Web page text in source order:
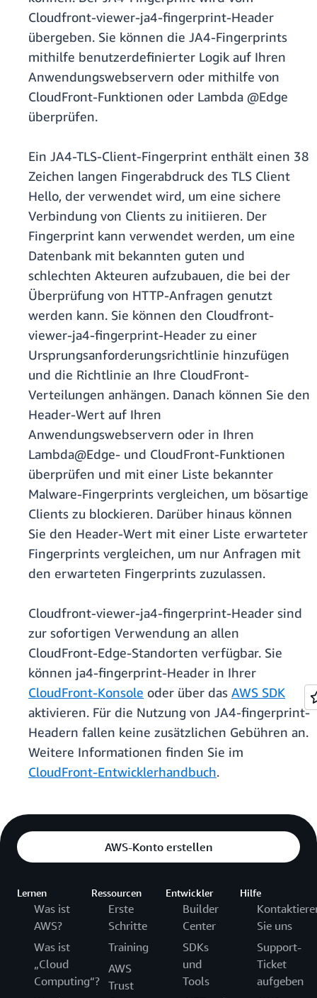
Cloudfront-viewer-ja4-fingerprint-Header
übergeben. Sie können die JA4-Fingerprints
mithilfe benutzerdefinierter Logik auf Ihren
Anwendungswebservern oder mithilfe von
CloudFront-Funktionen oder Lambda @Edge
überprüfen.
Ein JA4-TLS-Client-Fingerprint enthält einen 38
Zeichen langen Fingerabdruck des TLS Client
Hello, der verwendet wird, um eine sichere
Verbindung von Clients zu initiieren. Der
Fingerprint kann verwendet werden, um eine
Datenbank mit bekannten guten und
schlechten Akteuren aufzubauen, die bei der
Überprüfung von HTTP-Anfragen genutzt
werden kann. Sie können den Cloudfront-
viewer-ja4-fingerprint-Header zu einer
Ursprungsanforderungsrichtlinie hinzufügen
und die Richtlinie an Ihre CloudFront-
Verteilungen anhängen. Danach können Sie den
Header-Wert auf Ihren
Anwendungswebservern oder in Ihren
Lambda@Edge- und CloudFront-Funktionen
überprüfen und mit einer Liste bekannter
Malware-Fingerprints vergleichen, um bösartige
Clients zu blockieren. Darüber hinaus können
Sie den Header-Wert mit einer Liste erwarteter
Fingerprints vergleichen, um nur Anfragen mit
den erwarteten Fingerprints zuzulassen.
Cloudfront-viewer-ja4-fingerprint-Header sind
zur sofortigen Verwendung an allen
CloudFront-Edge-Standorten verfügbar. Sie
können ja4-fingerprint-Header in Ihrer
CloudFront-Konsole oder über das AWS SDK
aktivieren. Für die Nutzung von JA4-fingerprint-
Headern fallen keine zusätzlichen Gebühren an.
Weitere Informationen finden Sie im
CloudFront-Entwicklerhandbuch.
AWS-Konto erstellen
Lernen
Was ist
AWS?
Was ist
„Cloud
Computing“?
Ressourcen
Erste
Schritte
Training
AWS
Trust
Entwickler
Builder
Center
SDKs
und
Tools
Hilfe
Sie uns
Support-
Ticket
aufgeben